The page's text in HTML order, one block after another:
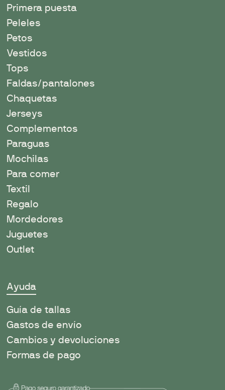
Primera puesta
Peleles
Petos
Vestidos
Tops
Faldas/pantalones
Chaquetas
Jerseys
Complementos
Paraguas
Mochilas
Para comer
Textil
Regalo
Mordedores
Juguetes
Outlet
Ayuda
Guía de tallas
Gastos de envío
Cambios y devoluciones
Formas de pago